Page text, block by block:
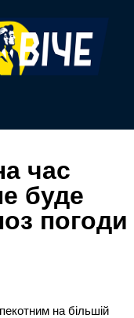
час
буде
погоди
на більшій